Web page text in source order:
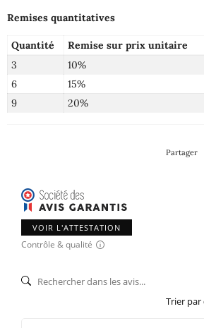
Remises quantitatives
Quantité Remise sur prix unitaire
3
10%
6
15%
9
20%
Partager
VOIR L'ATTESTATION
Contrôle & qualité
Trier par